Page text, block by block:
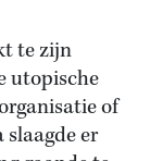
te zijn
utopische
of
er